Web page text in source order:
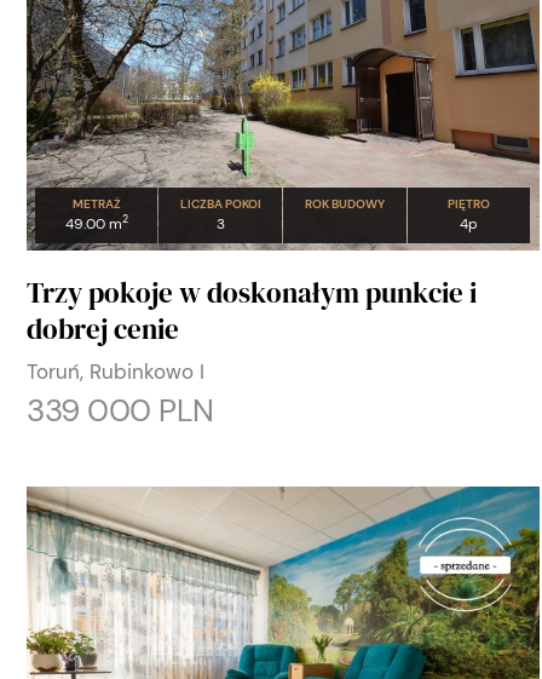
METRAŻ
49.00 m2
LICZBA POKOI
3
ROK BUDOWY PIĘTRO
4p
Trzy pokoje w doskonałym punkcie i
dobrej cenie
Toruń, Rubinkowo I
339 000 PLN